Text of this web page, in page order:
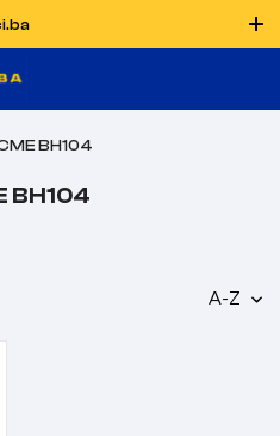
Vibera i WhatsAppa
BH104
BH104
A-Z